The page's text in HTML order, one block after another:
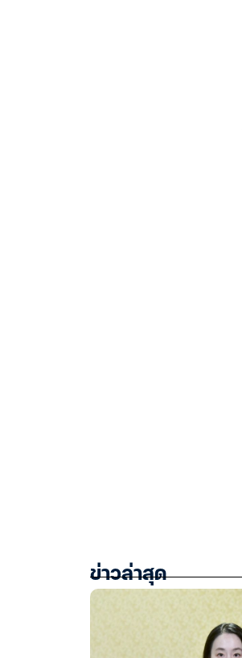
ข่าวล่าสุด